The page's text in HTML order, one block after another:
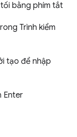
bằng phím tắt
Trình kiểm
tạo để nhập
Enter